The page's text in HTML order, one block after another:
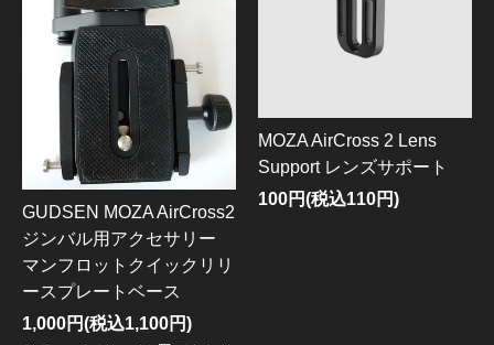
GUDSEN MOZA AirCross2
ジンバル用アクセサリー
マンフロットクイックリリ
ースプレートベース
1,000円(税込1,100円)
MOZA AirCross 2 Lens
Support レンズサポート
100円(税込110円)